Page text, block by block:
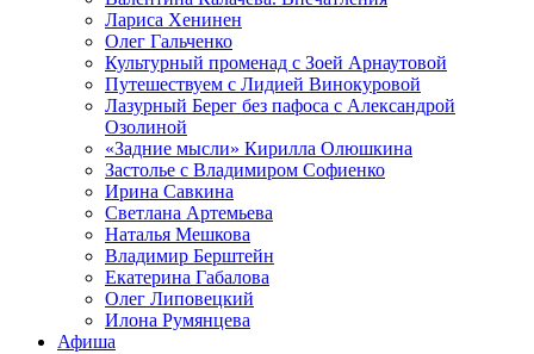
Лариса Хенинен
Олег Гальченко
Культурный променад с Зоей Арнаутовой
Путешествуем с Лидией Винокуровой
Лазурный Берег без пафоса с Александрой
Озолиной
«Задние мысли» Кирилла Олюшкина
Застолье с Владимиром Софиенко
Ирина Савкина
Светлана Артемьева
Наталья Мешкова
Владимир Берштейн
Екатерина Габалова
Олег Липовецкий
Илона Румянцева
Афиша